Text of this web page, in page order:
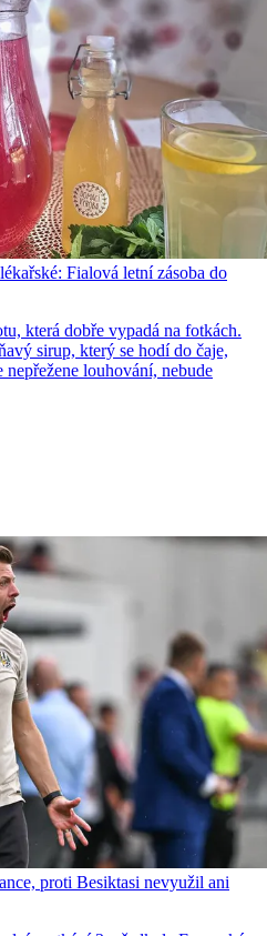
Fialová letní zásoba do
která dobře vypadá na fotkách.
sirup, který se hodí do čaje,
louhování, nebude
proti Besiktasi nevyužil ani